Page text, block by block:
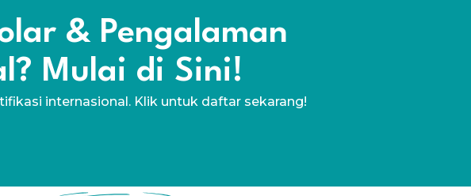
& Pengalaman
Mulai di Sini!
internasional. Klik untuk daftar sekarang!